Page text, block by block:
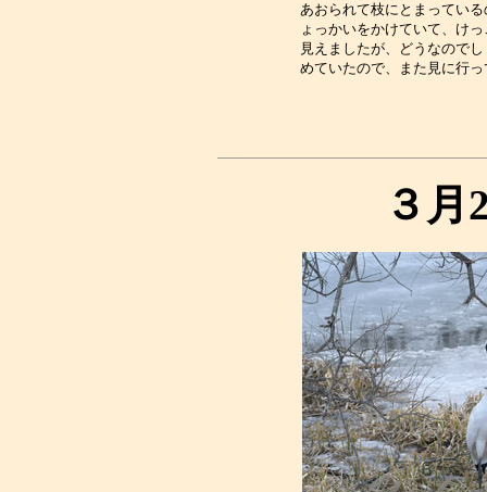
あおられて枝にとまってい
ょっかいをかけていて、け
見えましたが、どうなので
３月